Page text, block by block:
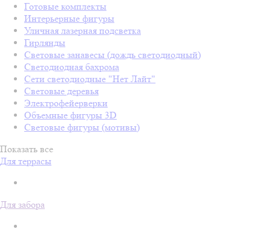
Готовые комплекты
Интерьерные фигуры
Уличная лазерная подсветка
Гирлянды
Световые занавесы (дождь светодиодный)
Светодиодная бахрома
Сети светодиодные "Нет Лайт"
Световые деревья
Электрофейерверки
Объемные фигуры 3D
Световые фигуры (мотивы)
Показать все
Для террасы
Для забора